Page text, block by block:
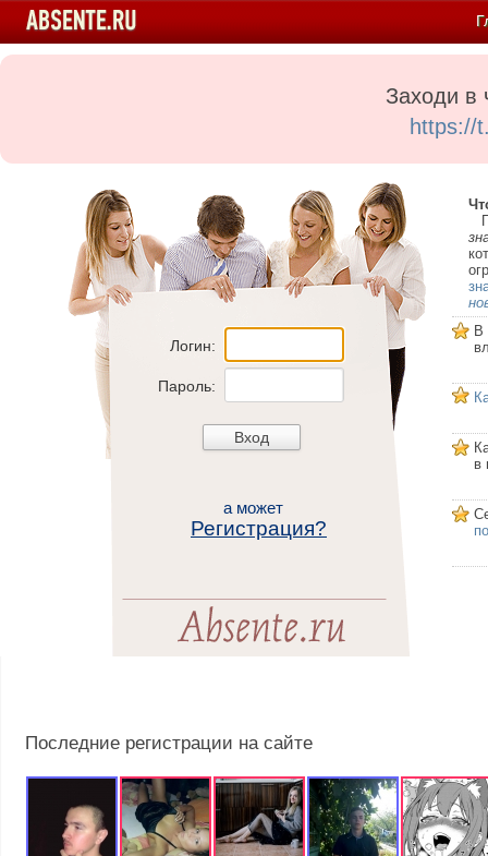
Заходи в
https://
Логин:
Пароль:
а может
Регистрация?
В
в
Последние регистрации на сайте